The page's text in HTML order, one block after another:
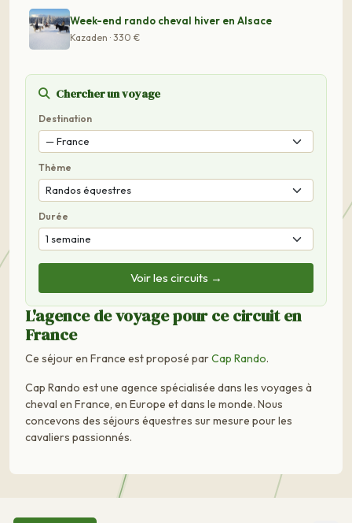
Week-end rando cheval hiver en Alsace
Kazaden · 330 €
Chercher un voyage
Destination
Thème
Durée
Voir les circuits →
L'agence de voyage pour ce circuit en
France
Ce séjour en France est proposé parCap Rando.
Cap Rando est une agence spécialisée dans les voyages à
cheval en France, en Europe et dans le monde. Nous
concevons des séjours équestres sur mesure pour les
cavaliers passionnés.